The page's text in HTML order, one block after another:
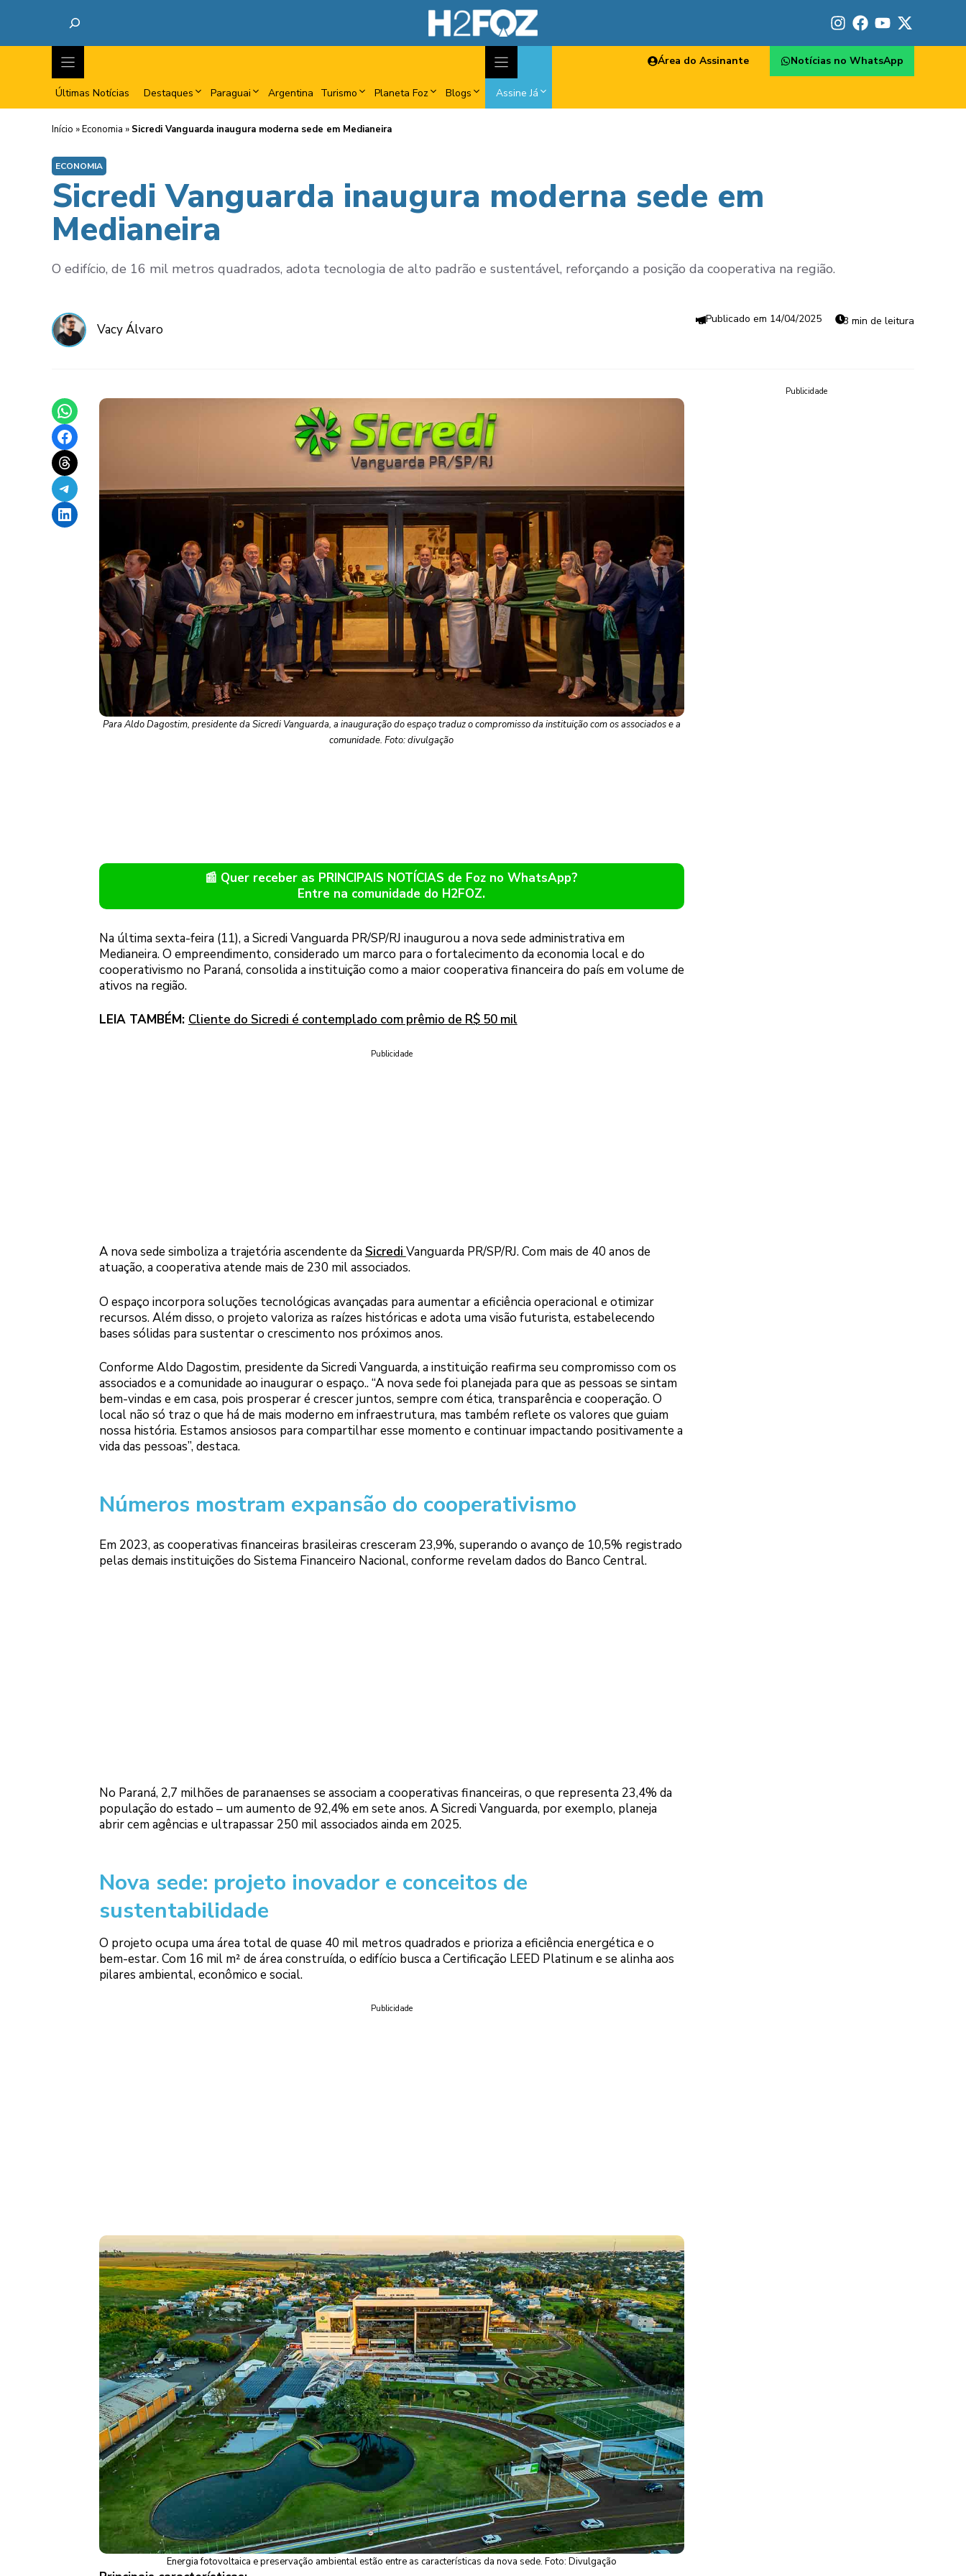
Últimas Notícias Destaques Paraguai Argentina Turismo Planeta Foz Blogs Assine Já
Área do Assinante Notícias no WhatsApp
Início »Economia » Sicredi Vanguarda inaugura moderna sede em Medianeira
ECONOMIA
Sicredi Vanguarda inaugura moderna sede em
Medianeira
O edifício, de 16 mil metros quadrados, adota tecnologia de alto padrão e sustentável, reforçando a posição da cooperativa na região.
Vacy Álvaro
14/04/2025 3 min de leitura
Share on WhatsApp
Share on Facebook
Share on Threads
Share on Telegram
Share on LinkedIn
Para Aldo Dagostim, presidente da Sicredi Vanguarda, a inauguração do espaço traduz o compromisso da instituição com os associados e a
comunidade. Foto: divulgação
📰 Quer receber as PRINCIPAIS NOTÍCIAS de Foz no WhatsApp?
Entre na comunidade do H2FOZ.
Na última sexta-feira (11), a Sicredi Vanguarda PR/SP/RJ inaugurou a nova sede administrativa em
Medianeira. O empreendimento, considerado um marco para o fortalecimento da economia local e do
cooperativismo no Paraná, consolida a instituição como a maior cooperativa financeira do país em volume de
ativos na região.
LEIA TAMBÉM: Cliente do Sicredi é contemplado com prêmio de R$ 50 mil
Publicidade
A nova sede simboliza a trajetória ascendente da Sicredi Vanguarda PR/SP/RJ. Com mais de 40 anos de
atuação, a cooperativa atende mais de 230 mil associados.
O espaço incorpora soluções tecnológicas avançadas para aumentar a eficiência operacional e otimizar
recursos. Além disso, o projeto valoriza as raízes históricas e adota uma visão futurista, estabelecendo
bases sólidas para sustentar o crescimento nos próximos anos.
Conforme Aldo Dagostim, presidente da Sicredi Vanguarda, a instituição reafirma seu compromisso com os
associados e a comunidade ao inaugurar o espaço.. “A nova sede foi planejada para que as pessoas se sintam
bem-vindas e em casa, pois prosperar é crescer juntos, sempre com ética, transparência e cooperação. O
local não só traz o que há de mais moderno em infraestrutura, mas também reflete os valores que guiam
nossa história. Estamos ansiosos para compartilhar esse momento e continuar impactando positivamente a
vida das pessoas”, destaca.
Números mostram expansão do cooperativismo
Em 2023, as cooperativas financeiras brasileiras cresceram 23,9%, superando o avanço de 10,5% registrado
pelas demais instituições do Sistema Financeiro Nacional, conforme revelam dados do Banco Central.
No Paraná, 2,7 milhões de paranaenses se associam a cooperativas financeiras, o que representa 23,4% da
população do estado – um aumento de 92,4% em sete anos. A Sicredi Vanguarda, por exemplo, planeja
abrir cem agências e ultrapassar 250 mil associados ainda em 2025.
Nova sede: projeto inovador e conceitos de
sustentabilidade
O projeto ocupa uma área total de quase 40 mil metros quadrados e prioriza a eficiência energética e o
bem-estar. Com 16 mil m² de área construída, o edifício busca a Certificação LEED Platinum e se alinha aos
pilares ambiental, econômico e social.
Publicidade
Energia fotovoltaica e preservação ambiental estão entre as características da nova sede. Foto: Divulgação
Publicidade